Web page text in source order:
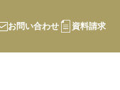
お問い合わせ 資料請求